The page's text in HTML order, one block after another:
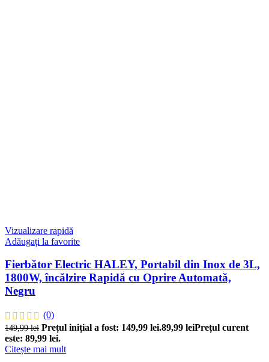
Vizualizare rapidă
Adăugați la favorite
Fierbător Electric HALEY, Portabil din Inox de 3L,
1800W, încălzire Rapidă cu Oprire Automată,
Negru
(0)
149,99lei Prețul inițial a fost: 149,99 lei.89,99 leiPrețul curent
este: 89,99 lei.
Citește mai mult